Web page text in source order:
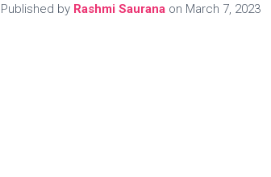
Published by Rashmi Saurana on March 7, 2023